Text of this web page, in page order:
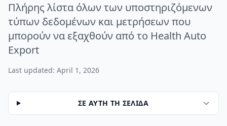
Πλήρης λίστα όλων των υποστηριζόμενων
τύπων δεδομένων και μετρήσεων που
μπορούν να εξαχθούν από το Health Auto
Export
Last updated: April 1, 2026
ΣΕ ΑΥΤΉ ΤΗ ΣΕΛΊΔΑ